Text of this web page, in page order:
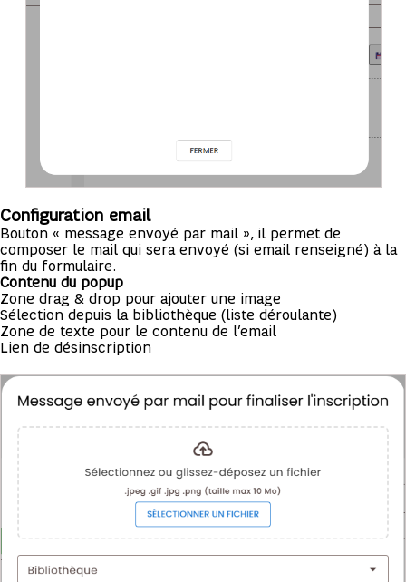
Configuration email
Bouton « message envoyé par mail », il permet de
composer le mail qui sera envoyé (si email renseigné) à la
fin du formulaire.
Contenu du popup
Zone drag & drop pour ajouter une image
Sélection depuis la bibliothèque (liste déroulante)
Zone de texte pour le contenu de l’email
Lien de désinscription